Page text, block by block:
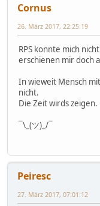
Cornus
26. März 2017, 22:25:19
RPS konnte mich
erschienen mir doch
In wieweit Mensch
nicht.
Die Zeit wirds zeigen.
¯\_(ツ)_/¯
Peiresc
27. März 2017, 07:01:12